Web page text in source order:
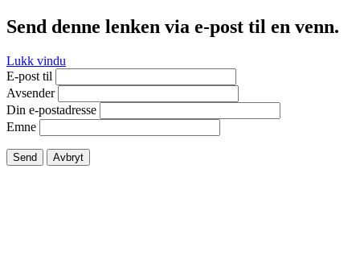
Send denne lenken via e-post til en venn.
Lukk vindu
E-post til
Avsender
Din e-postadresse
Emne
Send Avbryt